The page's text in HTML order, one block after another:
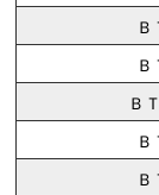
Ｂ
Ｂ
Ｂ
Ｂ
Ｂ